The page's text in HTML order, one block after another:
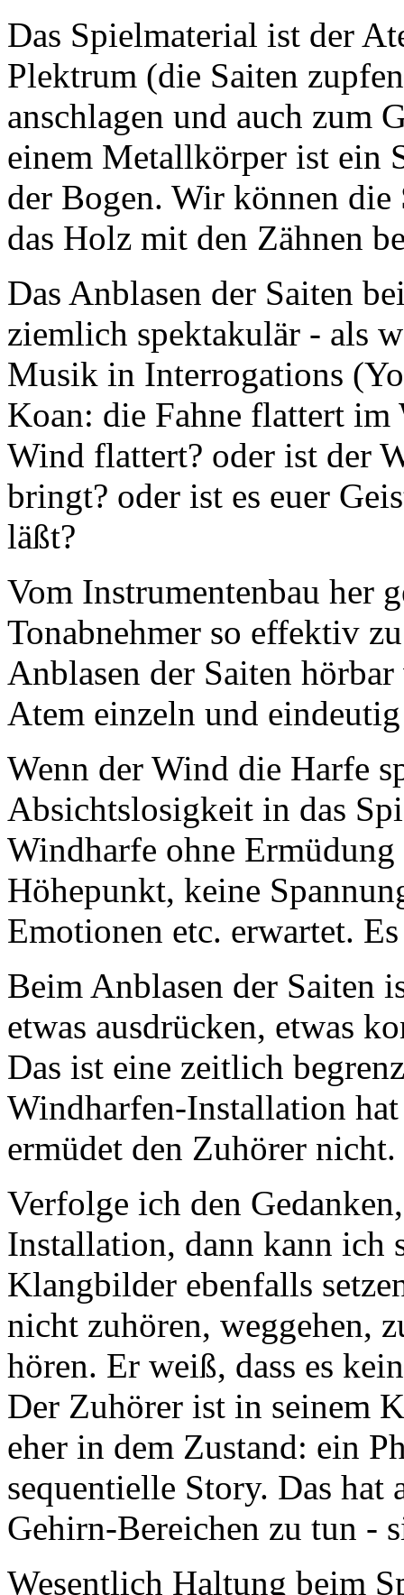
Das Spielmaterial ist der
Plektrum (die Saiten
anschlagen und auch zum
einem Metallkörper ist ein
der Bogen. Wir können die
das Holz mit den Zähnen
Das Anblasen der Saiten
ziemlich spektakulär - als
Musik in Interrogations
Koan: die Fahne flattert
Wind flattert? oder ist der
bringt? oder ist es euer
läßt?
Vom Instrumentenbau her
Tonabnehmer so effektiv
Anblasen der Saiten
Atem einzeln und
Wenn der Wind die Harfe
Absichtslosigkeit in das
Windharfe ohne
Höhepunkt, keine
Emotionen etc. erwartet.
Beim Anblasen der Saiten
etwas ausdrücken, etwas
Das ist eine zeitlich
Windharfen-Installation
ermüdet den Zuhörer nicht.
Verfolge ich den
Installation, dann kann ich
Klangbilder ebenfalls
nicht zuhören, weggehen,
hören. Er weiß, dass es
Der Zuhörer ist in seinem
eher in dem Zustand: ein
sequentielle Story. Das hat
Gehirn-Bereichen zu tun -
Wesentlich Haltung beim